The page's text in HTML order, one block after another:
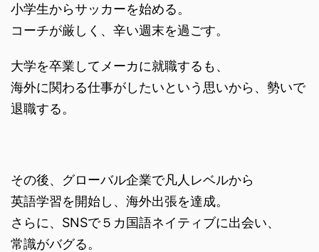
小学生からサッカーを始める。
コーチが厳しく、辛い週末を過ごす。
大学を卒業してメーカに就職するも、
海外に関わる仕事がしたいという思いから、勢いで
退職する。
その後、グローバル企業で凡人レベルから
英語学習を開始し、海外出張を達成。
さらに、SNSで５カ国語ネイティブに出会い、
常識がバグる。